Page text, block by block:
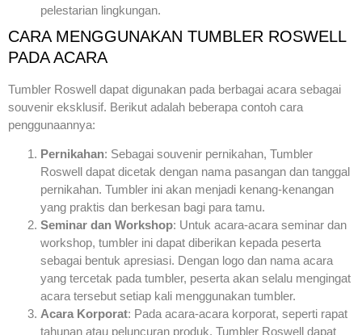
pelestarian lingkungan.
CARA MENGGUNAKAN TUMBLER ROSWELL
PADA ACARA
Tumbler Roswell dapat digunakan pada berbagai acara sebagai
souvenir eksklusif. Berikut adalah beberapa contoh cara
penggunaannya:
Pernikahan: Sebagai souvenir pernikahan, Tumbler
Roswell dapat dicetak dengan nama pasangan dan tanggal
pernikahan. Tumbler ini akan menjadi kenang-kenangan
yang praktis dan berkesan bagi para tamu.
Seminar dan Workshop: Untuk acara-acara seminar dan
workshop, tumbler ini dapat diberikan kepada peserta
sebagai bentuk apresiasi. Dengan logo dan nama acara
yang tercetak pada tumbler, peserta akan selalu mengingat
acara tersebut setiap kali menggunakan tumbler.
Acara Korporat: Pada acara-acara korporat, seperti rapat
tahunan atau peluncuran produk, Tumbler Roswell dapat